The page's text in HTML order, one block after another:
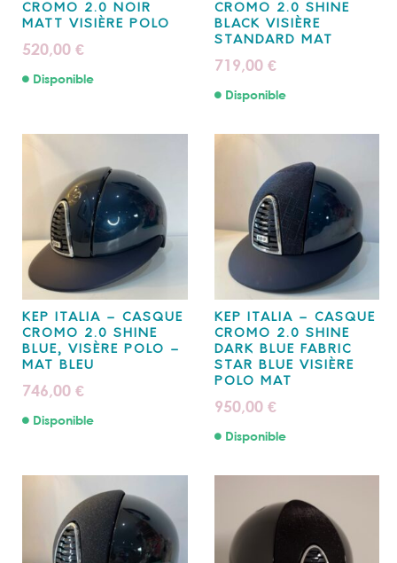
CROMO 2.0 NOIR
MATT VISIÈRE POLO
520,00 €
Disponible
CROMO 2.0 SHINE
BLACK VISIÈRE
STANDARD MAT
719,00 €
Disponible
KEP ITALIA – CASQUE
CROMO 2.0 SHINE
BLUE, VISÈRE POLO –
MAT BLEU
746,00 €
Disponible
KEP ITALIA – CASQUE
CROMO 2.0 SHINE
DARK BLUE FABRIC
STAR BLUE VISIÈRE
POLO MAT
950,00 €
Disponible